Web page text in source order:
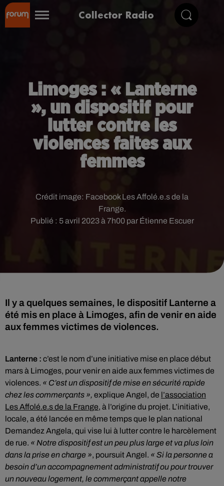
Collector Radio
Limoges : « Lanterne
», un dispositif pour
lutter contre les
violences faites aux
femmes
Publié : 5 avril 2023 à 7h00 par Étienne Escuer
Crédit image: Facebook Les Affolé.e.s de la
Frange.
Il y a quelques semaines, le dispositif Lanterne a
été mis en place à Limoges, afin de venir en aide
aux femmes victimes de violences.
Lanterne : c’est le nom d’une initiative mise en place début
mars à Limoges, pour venir en aide aux femmes victimes de
violences. « C’est un dispositif de mise en sécurité rapide
chez les commerçants », explique Angel, de l’association
Les Affolé.e.s de la Frange, à l’origine du projet. L’initiative,
locale, a été lancée en même temps que le plan national
Demandez Angela, qui vise lui à lutter contre le harcèlement
de rue. « Notre dispositif est un peu plus large et va plus loin
dans la prise en charge », poursuit Angel. « Si la personne a
besoin d’un accompagnement administratif ou pour trouver
un nouveau logement, le commerçant appelle notre